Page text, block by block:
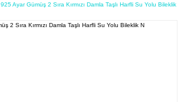
925 Ayar Gümüş 2 Sıra Kırmızı Damla Taşlı Harfli Su Yolu Bileklik